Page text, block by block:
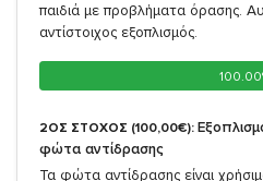
παιδιά με προβλήματα όρασης.
αντίστοιχος εξοπλισμός.
2ΟΣ ΣΤΟΧΟΣ (100,00€):
φώτα αντίδρασης
Τα φώτα αντίδρασης είναι